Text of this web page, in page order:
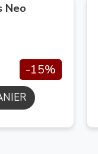
Neo
-15%